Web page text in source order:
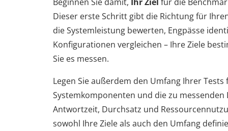
Dieser erste Schritt gibt die Richtung für
die Systemleistung bewerten, Engpässe
Konfigurationen vergleichen – Ihre Ziele
Sie es messen.
Legen Sie außerdem den Umfang Ihrer
Systemkomponenten und die zu messenden
Antwortzeit, Durchsatz und
sowohl Ihre Ziele als auch den Umfang